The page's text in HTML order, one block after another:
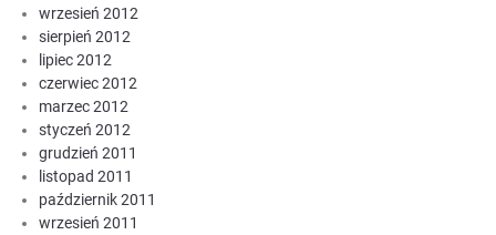
wrzesień 2012
sierpień 2012
lipiec 2012
czerwiec 2012
marzec 2012
styczeń 2012
grudzień 2011
listopad 2011
październik 2011
wrzesień 2011